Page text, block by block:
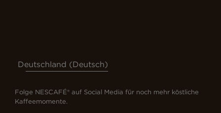
Deutschland (Deutsch)
Folge NESCAFÉ® auf Social Media für noch mehr köstliche
Kaffeemomente.